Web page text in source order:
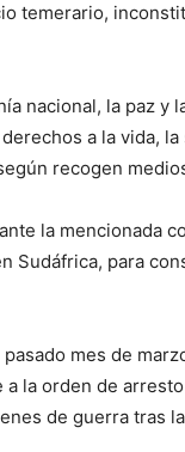
temerario,
nacional, la paz y
a la vida,
recogen
la mencionada
Sudáfrica, para
mes de
la orden de
de guerra tras